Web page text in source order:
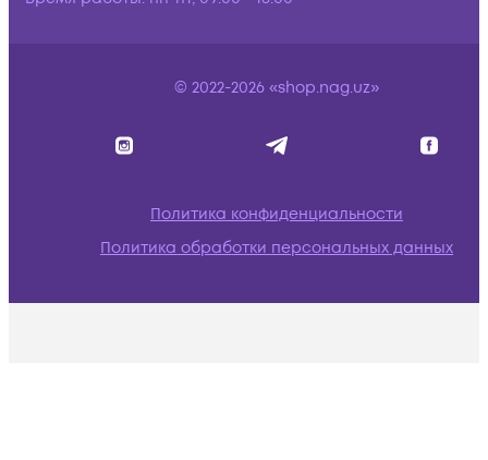
© 2022-2026 «shop.nag.uz»
Политика конфиденциальности
Политика обработки персональных данных